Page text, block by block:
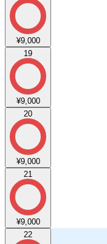
¥9,000
19
¥9,000
20
¥9,000
21
¥9,000
22